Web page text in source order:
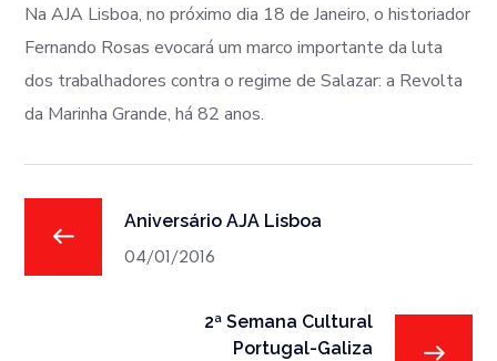
Na AJA Lisboa, no próximo dia 18 de Janeiro, o historiador
Fernando Rosas evocará um marco importante da luta
dos trabalhadores contra o regime de Salazar: a Revolta
da Marinha Grande, há 82 anos.
Aniversário AJA Lisboa
04/01/2016
2ª Semana Cultural
Portugal-Galiza